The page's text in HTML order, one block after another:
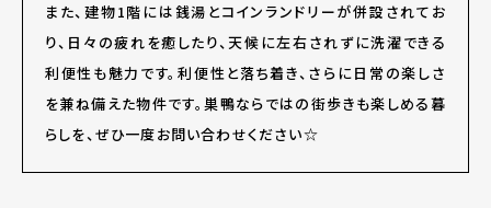
また、建物1階には銭湯とコインランドリーが併設されてお
り、日々の疲れを癒したり、天候に左右されずに洗濯できる
利便性も魅力です。利便性と落ち着き、さらに日常の楽しさ
を兼ね備えた物件です。巣鴨ならではの街歩きも楽しめる暮
らしを、ぜひ一度お問い合わせください☆